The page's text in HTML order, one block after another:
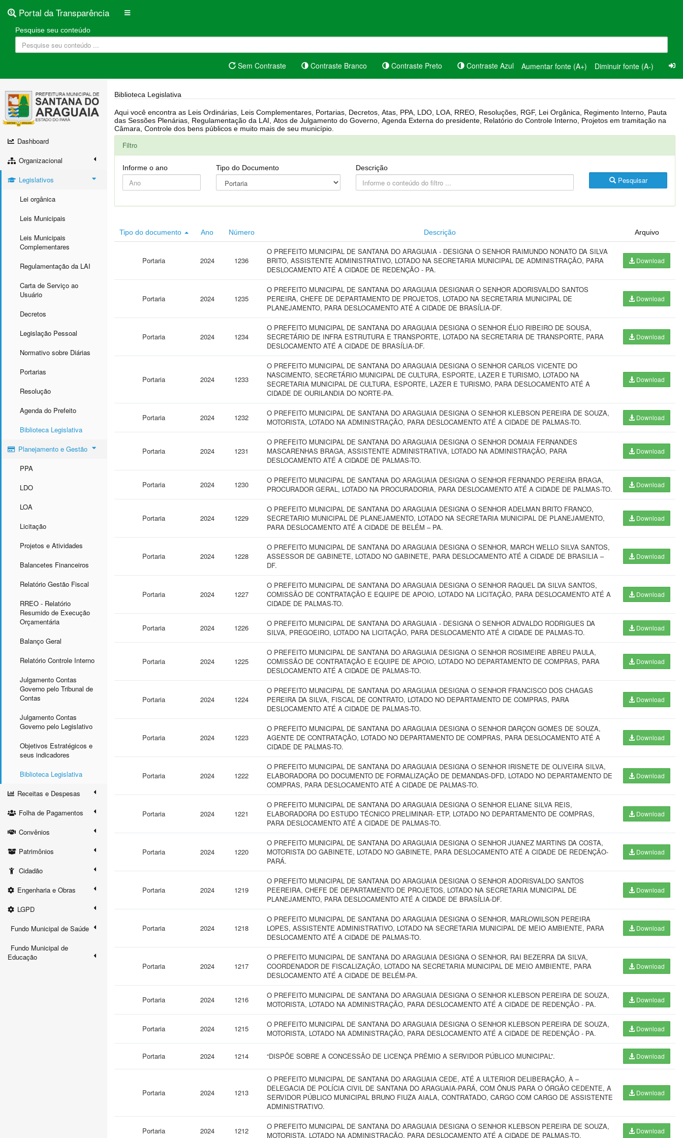
Portal da Transparência
Pesquise seu conteúdo
Sem Contraste Contraste Branco Contraste Preto Contraste Azul Aumentar fonte (A+) Diminuir fonte (A-)
Dashboard
Organizacional
Legislativos
Lei orgânica
Leis Municipais
Leis Municipais
Complementares
Regulamentação da LAI
Carta de Serviço ao
Usuário
Decretos
Legislação Pessoal
Normativo sobre Diárias
Portarias
Resolução
Agenda do Prefeito
Biblioteca Legislativa
Planejamento e Gestão
PPA
LDO
LOA
Licitação
Projetos e Atividades
Balancetes Financeiros
Relatório Gestão Fiscal
RREO - Relatório
Resumido de Execução
Orçamentária
Balanço Geral
Relatório Controle Interno
Julgamento Contas
Governo pelo Tribunal de
Contas
Julgamento Contas
Governo pelo Legislativo
Objetivos Estratégicos e
seus indicadores
Biblioteca Legislativa
Receitas e Despesas
Folha de Pagamentos
Convênios
Patrimônios
Cidadão
Engenharia e Obras
LGPD
Fundo Municipal de Saúde
Fundo Municipal de
Educação
Biblioteca Legislativa
Aqui você encontra as Leis Ordinárias, Leis Complementares, Portarias, Decretos, Atas, PPA, LDO, LOA, RREO, Resoluções, RGF, Lei Orgânica, Regimento Interno, Pauta
das Sessões Plenárias, Regulamentação da LAI, Atos de Julgamento do Governo, Agenda Externa do presidente, Relatório do Controle Interno, Projetos em tramitação na
Câmara, Controle dos bens públicos e muito mais de seu município.
Filtro
Informe o ano Tipo do Documento Descrição
Pesquisar
Tipo do documento Ano Número Descrição Arquivo
Portaria 2024 1236
O PREFEITO MUNICIPAL DE SANTANA DO ARAGUAIA - DESIGNA O SENHOR RAIMUNDO NONATO DA SILVA
BRITO, ASSISTENTE ADMINISTRATIVO, LOTADO NA SECRETARIA MUNICIPAL DE ADMINISTRAÇÃO, PARA
DESLOCAMENTO ATÉ A CIDADE DE REDENÇÃO - PA.
Download
Portaria 2024 1235
O PREFEITO MUNICIPAL DE SANTANA DO ARAGUAIA DESIGNAR O SENHOR ADORISVALDO SANTOS
PEREIRA, CHEFE DE DEPARTAMENTO DE PROJETOS, LOTADO NA SECRETARIA MUNICIPAL DE
PLANEJAMENTO, PARA DESLOCAMENTO ATÉ A CIDADE DE BRASÍLIA-DF.
Download
Portaria 2024 1234
O PREFEITO MUNICIPAL DE SANTANA DO ARAGUAIA DESIGNA O SENHOR ÉLIO RIBEIRO DE SOUSA,
SECRETÁRIO DE INFRA ESTRUTURA E TRANSPORTE, LOTADO NA SECRETARIA DE TRANSPORTE, PARA
DESLOCAMENTO ATÉ A CIDADE DE BRASÍLIA-DF.
Download
Portaria 2024 1233
O PREFEITO MUNICIPAL DE SANTANA DO ARAGUAIA DESIGNA O SENHOR CARLOS VICENTE DO
NASCIMENTO, SECRETÁRIO MUNICIPAL DE CULTURA, ESPORTE, LAZER E TURISMO, LOTADO NA
SECRETARIA MUNICIPAL DE CULTURA, ESPORTE, LAZER E TURISMO, PARA DESLOCAMENTO ATÉ A
CIDADE DE OURILANDIA DO NORTE-PA.
Download
Portaria 2024 1232
O PREFEITO MUNICIPAL DE SANTANA DO ARAGUAIA DESIGNA O SENHOR KLEBSON PEREIRA DE SOUZA,
MOTORISTA, LOTADO NA ADMINISTRAÇÃO, PARA DESLOCAMENTO ATÉ A CIDADE DE PALMAS-TO.
Download
Portaria 2024 1231
O PREFEITO MUNICIPAL DE SANTANA DO ARAGUAIA DESIGNA O SENHOR DOMAIA FERNANDES
MASCARENHAS BRAGA, ASSISTENTE ADMINISTRATIVA, LOTADO NA ADMINISTRAÇÃO, PARA
DESLOCAMENTO ATÉ A CIDADE DE PALMAS-TO.
Download
Portaria 2024 1230
O PREFEITO MUNICIPAL DE SANTANA DO ARAGUAIA DESIGNA O SENHOR FERNANDO PEREIRA BRAGA,
PROCURADOR GERAL, LOTADO NA PROCURADORIA, PARA DESLOCAMENTO ATÉ A CIDADE DE PALMAS-TO.
Download
Portaria 2024 1229
O PREFEITO MUNICIPAL DE SANTANA DO ARAGUAIA DESIGNA O SENHOR ADELMAN BRITO FRANCO,
SECRETARIO MUNICIPAL DE PLANEJAMENTO, LOTADO NA SECRETARIA MUNICIPAL DE PLANEJAMENTO,
PARA DESLOCAMENTO ATÉ A CIDADE DE BELÉM – PA.
Download
Portaria 2024 1228
O PREFEITO MUNICIPAL DE SANTANA DO ARAGUAIA DESIGNA O SENHOR, MARCH WELLO SILVA SANTOS,
ASSESSOR DE GABINETE, LOTADO NO GABINETE, PARA DESLOCAMENTO ATÉ A CIDADE DE BRASILIA –
DF.
Download
Portaria 2024 1227
O PREFEITO MUNICIPAL DE SANTANA DO ARAGUAIA DESIGNA O SENHOR RAQUEL DA SILVA SANTOS,
COMISSÃO DE CONTRATAÇÃO E EQUIPE DE APOIO, LOTADO NA LICITAÇÃO, PARA DESLOCAMENTO ATÉ A
CIDADE DE PALMAS-TO.
Download
Portaria 2024 1226
O PREFEITO MUNICIPAL DE SANTANA DO ARAGUAIA - DESIGNA O SENHOR ADVALDO RODRIGUES DA
SILVA, PREGOEIRO, LOTADO NA LICITAÇÃO, PARA DESLOCAMENTO ATÉ A CIDADE DE PALMAS-TO.
Download
Portaria 2024 1225
O PREFEITO MUNICIPAL DE SANTANA DO ARAGUAIA DESIGNA O SENHOR ROSIMEIRE ABREU PAULA,
COMISSÃO DE CONTRATAÇÃO E EQUIPE DE APOIO, LOTADO NO DEPARTAMENTO DE COMPRAS, PARA
DESLOCAMENTO ATÉ A CIDADE DE PALMAS-TO.
Download
Portaria 2024 1224
O PREFEITO MUNICIPAL DE SANTANA DO ARAGUAIA DESIGNA O SENHOR FRANCISCO DOS CHAGAS
PEREIRA DA SILVA, FISCAL DE CONTRATO, LOTADO NO DEPARTAMENTO DE COMPRAS, PARA
DESLOCAMENTO ATÉ A CIDADE DE PALMAS-TO.
Download
Portaria 2024 1223
O PREFEITO MUNICIPAL DE SANTANA DO ARAGUAIA DESIGNA O SENHOR DARÇON GOMES DE SOUZA,
AGENTE DE CONTRATAÇÃO, LOTADO NO DEPARTAMENTO DE COMPRAS, PARA DESLOCAMENTO ATÉ A
CIDADE DE PALMAS-TO.
Download
Portaria 2024 1222
O PREFEITO MUNICIPAL DE SANTANA DO ARAGUAIA DESIGNA O SENHOR IRISNETE DE OLIVEIRA SILVA,
ELABORADORA DO DOCUMENTO DE FORMALIZAÇÃO DE DEMANDAS-DFD, LOTADO NO DEPARTAMENTO DE
COMPRAS, PARA DESLOCAMENTO ATÉ A CIDADE DE PALMAS-TO.
Download
Portaria 2024 1221
O PREFEITO MUNICIPAL DE SANTANA DO ARAGUAIA DESIGNA O SENHOR ELIANE SILVA REIS,
ELABORADORA DO ESTUDO TÉCNICO PRELIMINAR- ETP, LOTADO NO DEPARTAMENTO DE COMPRAS,
PARA DESLOCAMENTO ATÉ A CIDADE DE PALMAS-TO.
Download
Portaria 2024 1220
O PREFEITO MUNICIPAL DE SANTANA DO ARAGUAIA DESIGNA O SENHOR JUANEZ MARTINS DA COSTA,
MOTORISTA DO GABINETE, LOTADO NO GABINETE, PARA DESLOCAMENTO ATÉ A CIDADE DE REDENÇÃO-
PARÁ.
Download
Portaria 2024 1219
O PREFEITO MUNICIPAL DE SANTANA DO ARAGUAIA DESIGNA O SENHOR ADORISVALDO SANTOS
PEEREIRA, CHEFE DE DEPARTAMENTO DE PROJETOS, LOTADO NA SECRETARIA MUNICIPAL DE
PLANEJAMENTO, PARA DESLOCAMENTO ATÉ A CIDADE DE BRASÍLIA-DF.
Download
Portaria 2024 1218
O PREFEITO MUNICIPAL DE SANTANA DO ARAGUAIA DESIGNA O SENHOR, MARLOWILSON PEREIRA
LOPES, ASSISTENTE ADMINISTRATIVO, LOTADO NA SECRETARIA MUNICIPAL DE MEIO AMBIENTE, PARA
DESLOCAMENTO ATÉ A CIDADE DE PALMAS-TO.
Download
Portaria 2024 1217
O PREFEITO MUNICIPAL DE SANTANA DO ARAGUAIA DESIGNA O SENHOR, RAI BEZERRA DA SILVA,
COORDENADOR DE FISCALIZAÇÃO, LOTADO NA SECRETARIA MUNICIPAL DE MEIO AMBIENTE, PARA
DESLOCAMENTO ATÉ A CIDADE DE BELÉM-PA.
Download
Portaria 2024 1216
O PREFEITO MUNICIPAL DE SANTANA DO ARAGUAIA DESIGNA O SENHOR KLEBSON PEREIRA DE SOUZA,
MOTORISTA, LOTADO NA ADMINISTRAÇÃO, PARA DESLOCAMENTO ATÉ A CIDADE DE REDENÇÃO - PA.
Download
Portaria 2024 1215
O PREFEITO MUNICIPAL DE SANTANA DO ARAGUAIA DESIGNA O SENHOR KLEBSON PEREIRA DE SOUZA,
MOTORISTA, LOTADO NA ADMINISTRAÇÃO, PARA DESLOCAMENTO ATÉ A CIDADE DE REDENÇÃO - PA.
Download
Portaria 2024 1214 “DISPÕE SOBRE A CONCESSÃO DE LICENÇA PRÊMIO A SERVIDOR PÚBLICO MUNICIPAL”. Download
Portaria 2024 1213
O PREFEITO MUNICIPAL DE SANTANA DO ARAGUAIA CEDE, ATÉ A ULTERIOR DELIBERAÇÃO, À –
DELEGACIA DE POLÍCIA CIVIL DE SANTANA DO ARAGUAIA-PARÁ, COM ÔNUS PARA O ÓRGÃO CEDENTE, A
SERVIDOR PÚBLICO MUNICIPAL BRUNO FIUZA AIALA, CONTRATADO, CARGO COM CARGO DE ASSISTENTE
ADMINISTRATIVO.
Download
Portaria 2024 1212
O PREFEITO MUNICIPAL DE SANTANA DO ARAGUAIA DESIGNA O SENHOR KLEBSON PEREIRA DE SOUZA,
MOTORISTA, LOTADO NA ADMINISTRAÇÃO, PARA DESLOCAMENTO ATÉ A CIDADE DE PALMAS-TO.
Download